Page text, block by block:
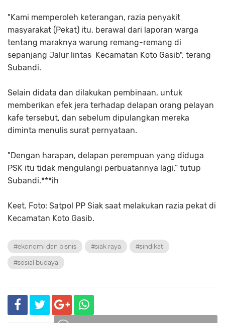
"Kami memperoleh keterangan, razia penyakit
masyarakat (Pekat) itu, berawal dari laporan warga
tentang maraknya warung remang-remang di
sepanjang Jalur lintas Kecamatan Koto Gasib", terang
Subandi.
Selain didata dan dilakukan pembinaan, untuk
memberikan efek jera terhadap delapan orang pelayan
kafe tersebut, dan sebelum dipulangkan mereka
diminta menulis surat pernyataan.
"Dengan harapan, delapan perempuan yang diduga
PSK itu tidak mengulangi perbuatannya lagi,” tutup
Subandi.***ih
Keet. Foto: Satpol PP Siak saat melakukan razia pekat di
Kecamatan Koto Gasib.
#ekonomi dan bisnis #siak raya #sindikat
#sosial budaya